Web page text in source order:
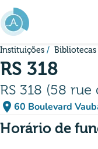
Ir para o conteúdo
Instituições
RS 318
RS 318 (58 rue
place 60 Boulevard
Horário de